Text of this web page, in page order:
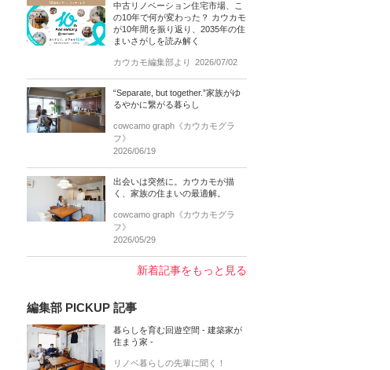
中古リノベーション住宅市場、こ
の10年で何が変わった？ カウカモ
が10年間を振り返り、2035年の住
まいさがしを読み解く
カウカモ編集部より 2026/07/02
“Separate, but together.”家族がゆ
るやかに繋がる暮らし
cowcamo graph《カウカモグラ
フ》
2026/06/19
出会いは突然に。カウカモが描
く、家族の住まいの最適解。
cowcamo graph《カウカモグラ
フ》
2026/05/29
新着記事をもっと見る
編集部 PICKUP 記事
暮らしを育む回遊空間 - 建築家が
住まう家 -
リノベ暮らしの先輩に聞く！